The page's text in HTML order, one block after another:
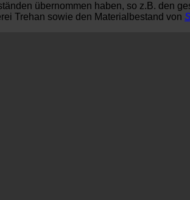
übernommen haben, so z.B. den
Trehan sowie den Materialbestand von